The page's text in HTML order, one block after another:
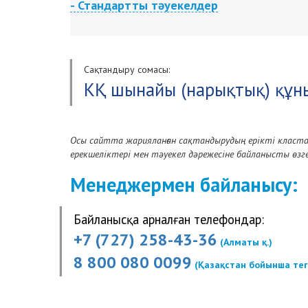
- Стандартты тәуекелдер
жылжымайтын заттарды (құрылыстар, кедергілер,
тастардың тиюі орын алған оқиға;
Үшінші тұлғалардың құқыққа қайшы әрекеттері :
Басқа күтпеген оқиғалар: өрт, жарылыс, мұздың
Сақтандыру сомасы:
КҚ шынайы (нарықтық)
Осы сайтта жарияланған сақтандырудың ерікті
ерекшеліктері мен тәуекел дәрежесіне байланысты
Менеджермен байланысу:
Байланысқа арналған телефондар:
+7 (727) 258-43-36 (Алматы қ.)
8 800 080 0099 (Қазақстан бойынша